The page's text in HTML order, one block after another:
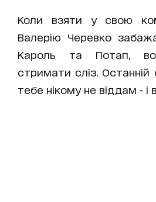
Коли взяти у свою
Валерію Черевко
Кароль та Потап,
стримати сліз. Останній
тебе нікому не віддам - і